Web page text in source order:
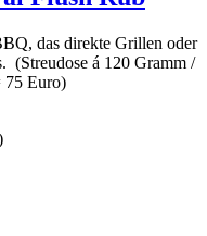
das direkte Grillen oder
(Streudose á 120 Gramm /
75 Euro)